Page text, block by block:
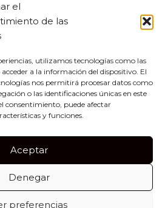
el
de las
utilizamos tecnologías como las
a la información del dispositivo. El
nos permitirá procesar datos como
o las identificaciones únicas en este
consentimiento, puede afectar
y funciones.
Aceptar
Denegar
preferencias